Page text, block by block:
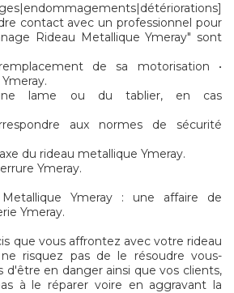
contact avec un professionnel pour
Rideau Metallique Ymeray" sont
de sa motorisation •
lame ou du tablier, en cas
aux normes de sécurité
du rideau metallique Ymeray.
Ymeray.
Metallique Ymeray : une affaire de
Ymeray.
que vous affrontez avec votre rideau
risquez pas de le résoudre vous-
d'être en danger ainsi que vos clients,
à le réparer voire en aggravant la